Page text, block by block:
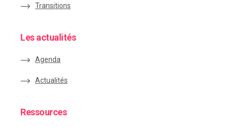
Transitions
Les actualités
Agenda
Actualités
Ressources